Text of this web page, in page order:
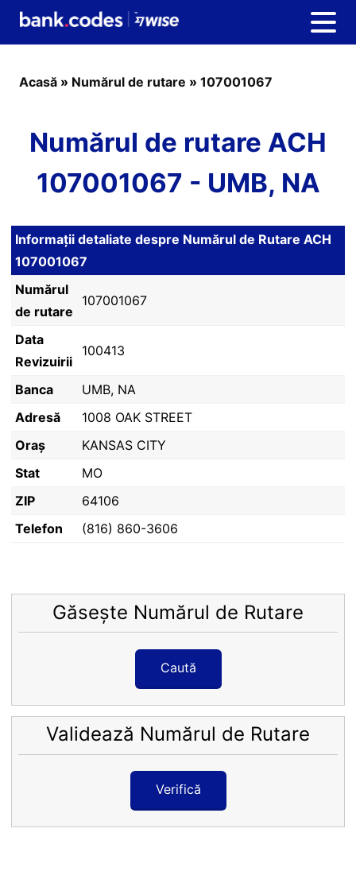
Acasă » Numărul de rutare » 107001067
Numărul de rutare ACH
107001067 - UMB, NA
Informații detaliate despre Numărul de Rutare ACH
107001067
Numărul
de rutare
107001067
Data
Revizuirii
100413
Banca
UMB, NA
Adresă
1008 OAK STREET
Oraș
KANSAS CITY
Stat
MO
ZIP
64106
Telefon
(816) 860-3606
Găsește Numărul de Rutare
Caută
Validează Numărul de Rutare
Verifică